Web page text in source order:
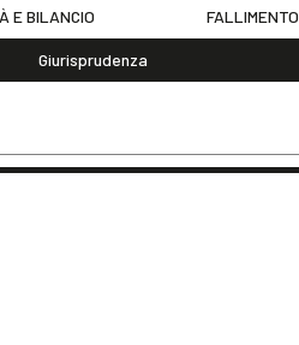
E BILANCIO FALLIMENTO
Giurisprudenza